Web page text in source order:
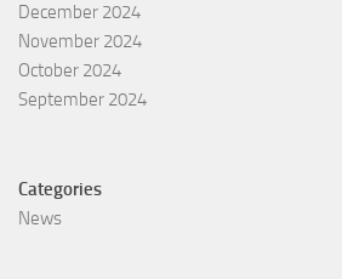
December 2024
November 2024
October 2024
September 2024
Categories
News